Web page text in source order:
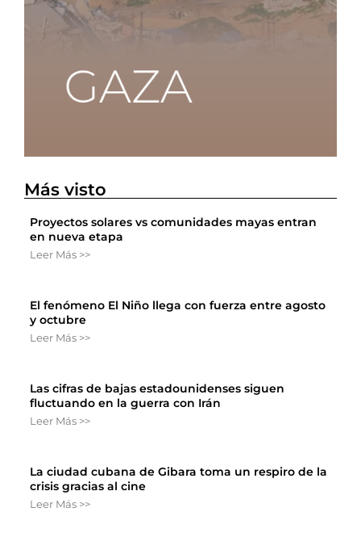
Más visto
Proyectos solares vs comunidades mayas entran
en nueva etapa
Leer Más >>
El fenómeno El Niño llega con fuerza entre agosto
y octubre
Leer Más >>
Las cifras de bajas estadounidenses siguen
fluctuando en la guerra con Irán
Leer Más >>
La ciudad cubana de Gibara toma un respiro de la
crisis gracias al cine
Leer Más >>